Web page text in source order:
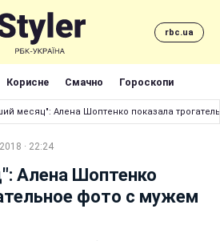
rbc.ua
Корисне Смачно Гороскопи
месяц": Алена Шоптенко показала
· 22:24
Алена Шоптенко
фото с мужем